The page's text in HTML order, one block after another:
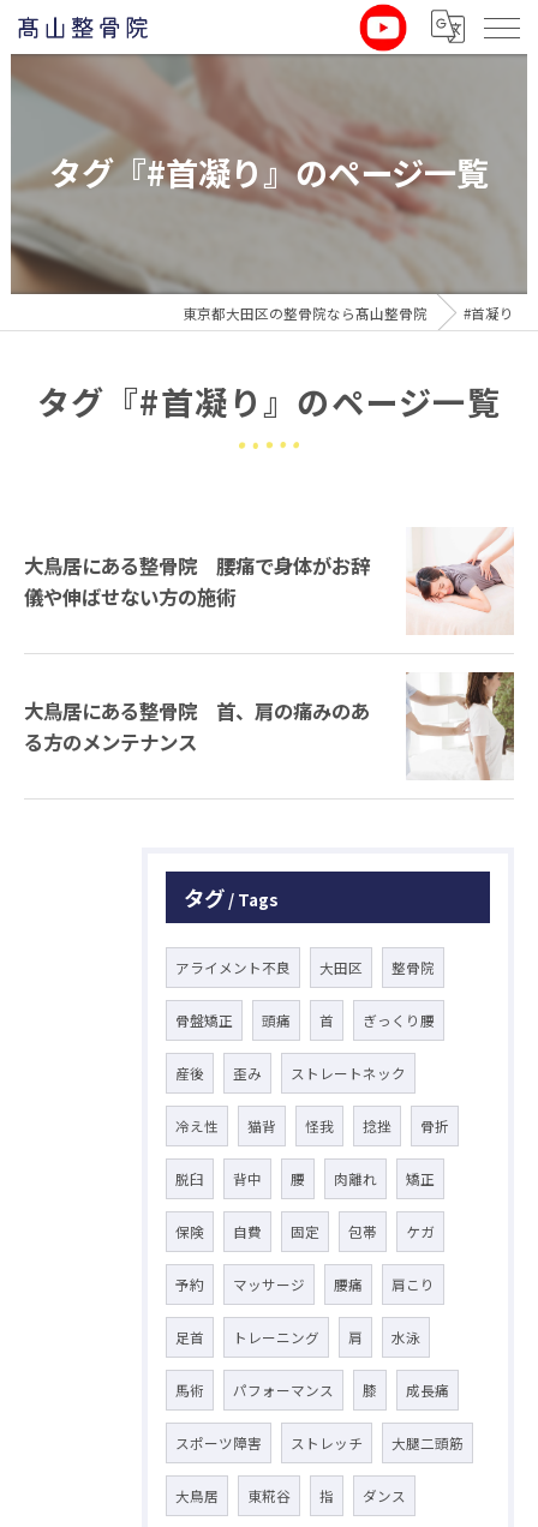
タグ『#首凝り』のページ一覧
東京都大田区の整骨院なら髙山整骨院 #首凝り
タグ『#首凝り』のページ一覧
大鳥居にある整骨院 腰痛で身体がお辞
儀や伸ばせない方の施術
大鳥居にある整骨院 首、肩の痛みのあ
る方のメンテナンス
タグ Tags
アライメント不良 大田区 整骨院
骨盤矯正 頭痛 首 ぎっくり腰
産後 歪み ストレートネック
冷え性 猫背 怪我 捻挫 骨折
脱臼 背中 腰 肉離れ 矯正
保険 自費 固定 包帯 ケガ
予約 マッサージ 腰痛 肩こり
足首 トレーニング 肩 水泳
馬術 パフォーマンス 膝 成長痛
スポーツ障害 ストレッチ 大腿二頭筋
大鳥居 東糀谷 指 ダンス